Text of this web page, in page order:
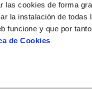
las cookies de forma
la instalación de todas
funcione y que por
de Cookies
MODIFICACIÓN DE
Actualizar datos bancarios
Actualizar datos de
DE SERVICIO
de compromisos
Counsel (Defensa del
DEL AGUA
de ahorro
de los sumideros